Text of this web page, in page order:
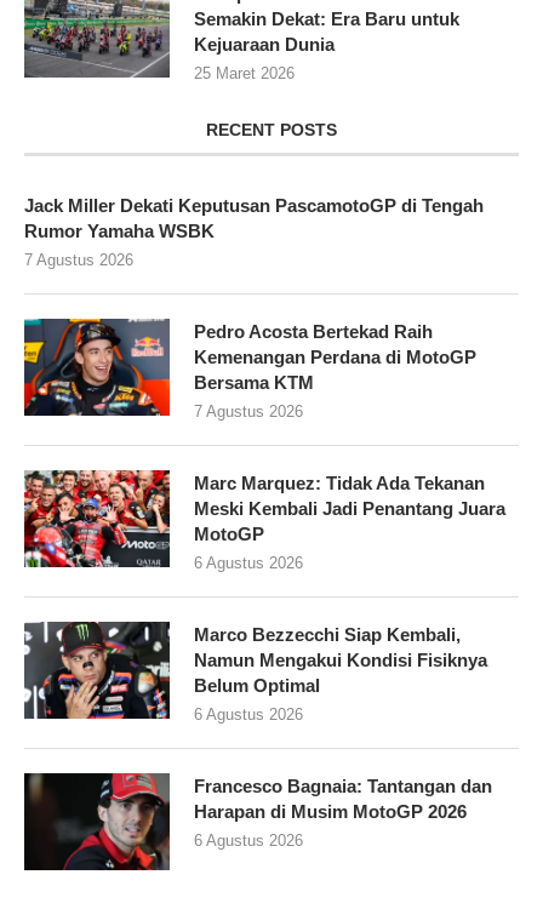
Semakin Dekat: Era Baru untuk
Kejuaraan Dunia
25 Maret 2026
RECENT POSTS
Jack Miller Dekati Keputusan PascamotoGP di Tengah
Rumor Yamaha WSBK
7 Agustus 2026
Pedro Acosta Bertekad Raih
Kemenangan Perdana di MotoGP
Bersama KTM
7 Agustus 2026
Marc Marquez: Tidak Ada Tekanan
Meski Kembali Jadi Penantang Juara
MotoGP
6 Agustus 2026
Marco Bezzecchi Siap Kembali,
Namun Mengakui Kondisi Fisiknya
Belum Optimal
6 Agustus 2026
Francesco Bagnaia: Tantangan dan
Harapan di Musim MotoGP 2026
6 Agustus 2026